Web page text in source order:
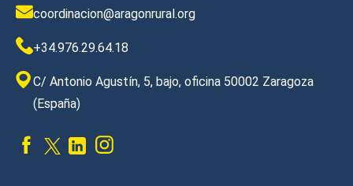
coordinacion@aragonrural.org
+34.976.29.64.18
C/ Antonio Agustín, 5, bajo, oficina 50002 Zaragoza
(España)